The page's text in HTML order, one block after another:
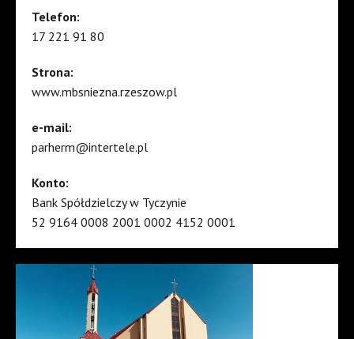
Telefon:
17 221 91 80
Strona:
www.mbsniezna.rzeszow.pl
e-mail:
parherm@intertele.pl
Konto:
Bank Spółdzielczy w Tyczynie
52 9164 0008 2001 0002 4152 0001